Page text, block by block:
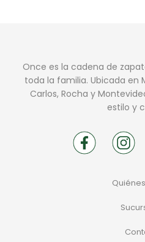
Once es la cadena de
toda la familia. Ubicada en
Carlos, Rocha y
estilo y